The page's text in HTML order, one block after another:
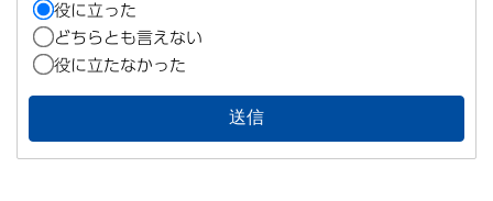
役に立った
どちらとも言えない
役に立たなかった